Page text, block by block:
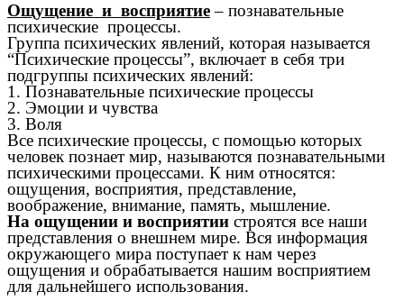
Ощущение и восприятие– познавательные
психические процессы.
Группа психических явлений, которая называется
“Психические процессы”, включает в себя три
подгруппы психических явлений:
1. Познавательные психические процессы
2. Эмоции и чувства
3. Воля
Все психические процессы, с помощью которых
человек познает мир, называются познавательными
психическими процессами. К ним относятся:
ощущения, восприятия, представление,
воображение, внимание, память, мышление.
На ощущении и восприятии строятся все наши
представления о внешнем мире. Вся информация
окружающего мира поступает к нам через
ощущения и обрабатывается нашим восприятием
для дальнейшего использования.